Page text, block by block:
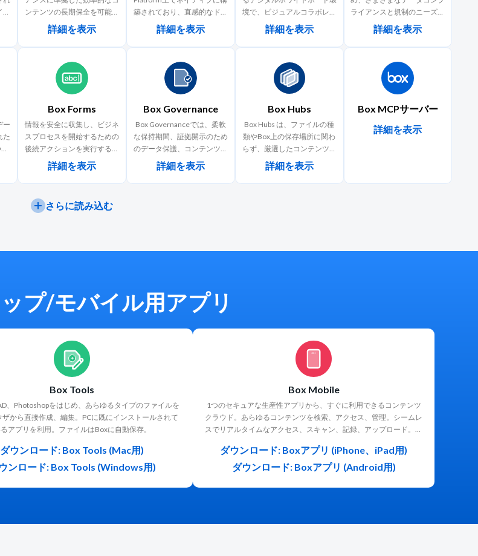
ンテンツの長期保全を可能に
します。事業目標を達成す
る、またはコンプライアンス
義務を果たすためにデジタル
コンテンツアーカイブソリュ
ーションが必要なお客様は、
Box Archiveを利用すること
で簡単で安全にコンテンツを
アーカイブできます。
詳細を表示
築されており、直感的なドラ
ッグアンドドロップによる作
成画面で簡単にワークフロー
を設計および管理でき、AIエ
ージェントを使用してコンテ
ンツを中心としたプロセスを
自動化できます。これによ
り、ビジネスチームは分断さ
れたツールを組み合わせた
り、脆弱なルールに依存した
り、再利用性やガバナンスに
欠ける1回限りのタスクにス
用したりする必要がなくなり
ます。また、Box Forms、
ができるため、反復作業はAI
を関与させることができま
す。
詳細を表示
境で、ビジュアルコラボレー
ションのための無限のスペー
スと使いやすい直感的なツー
ルセットが備わっています。
Box Canvasを使用すれば、
安全にチームメンバーとブレ
インストーミングでアイデア
を出し、実行に移せるレベル
に落とし込めます。
詳細を表示
ライアンスと規制のニーズに
対応します。
詳細を表示
ー
た
実
に
Box Forms
情報を安全に収集し、ビジネ
スプロセスを開始するための
後続アクションを実行する、
多様なウェブ/モバイル向け
フォームを簡単に作成しま
す。
詳細を表示
Box Governance
Box Governanceでは、柔軟
な保持期間、証拠開示のため
のデータ保護、コンテンツ廃
棄の管理によってビジネスプ
ロセスを強化することで、コ
ンテンツライフサイクルの管
詳細を表示
Box Hubs
Box Hubs は、ファイルの種
類やBox上の保存場所に関わ
らず、厳選したコンテンツを
整理して、安全に公開する新
しいインテリジェントなポー
タルです。必要なときに、適
詳細を表示
Box MCPサーバー
詳細を表示
さらに読み込む
プ/モバイル用アプリ
Box Tools
、Photoshopをはじめ、あらゆるタイプのファイルを
から直接作成、編集。PCに既にインストールされて
アプリを利用。ファイルはBoxに自動保存。
ダウンロード: Box Tools (Mac用)
ンロード: Box Tools (Windows用)
Box Mobile
1つのセキュアな生産性アプリから、すぐに利用できるコンテンツ
クラウド。あらゆるコンテンツを検索、アクセス、管理。シームレ
スでリアルタイムなアクセス、スキャン、記録、アップロード。場
ダウンロード: Boxアプリ (iPhone、iPad用)
ダウンロード: Boxアプリ (Android用)